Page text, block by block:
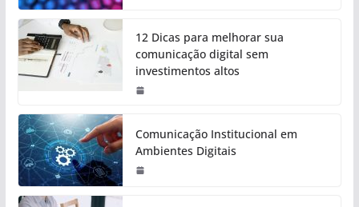
12 Dicas para melhorar sua
comunicação digital sem
investimentos altos
Comunicação Institucional em
Ambientes Digitais